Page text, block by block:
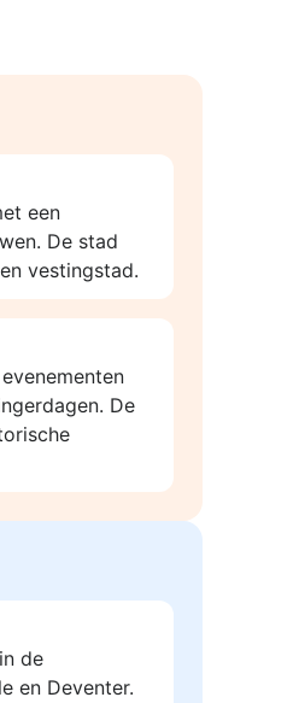
een
De stad
vestingstad.
De
de
en Deventer.